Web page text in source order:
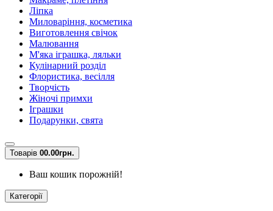
Ліпка
Миловаріння, косметика
Виготовлення свічок
Малювання
М'яка іграшка, ляльки
Кулінарний розділ
Флористика, весілля
Творчість
Жіночі примхи
Іграшки
Подарунки, свята
Товарів 00.00грн.
Ваш кошик порожній!
Категорії